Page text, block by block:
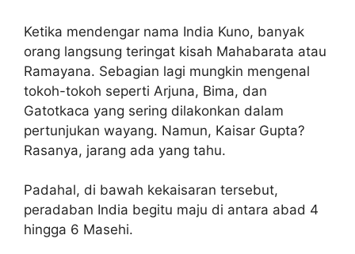
Ketika mendengar nama India Kuno, banyak
orang langsung teringat kisah Mahabarata atau
Ramayana. Sebagian lagi mungkin mengenal
tokoh-tokoh seperti Arjuna, Bima, dan
Gatotkaca yang sering dilakonkan dalam
pertunjukan wayang. Namun, Kaisar Gupta?
Rasanya, jarang ada yang tahu.
Padahal, di bawah kekaisaran tersebut,
peradaban India begitu maju di antara abad 4
hingga 6 Masehi.